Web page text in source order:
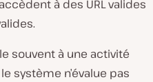
à des URL valides
souvent à une activité
système n’évalue pas